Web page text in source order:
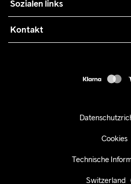
Zusammenarbeit
Press
Retouren
Kundendienst
Sozialen links
Kontakt
Cookies
Technische
Switzerland